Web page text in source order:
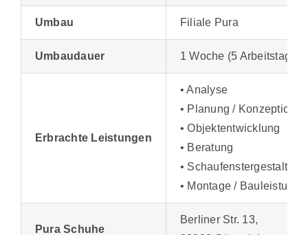
Umbau Filiale Pura
Umbaudauer 1 Woche (5 Arbeitstage)
Erbrachte Leistungen
• Analyse
• Planung / Konzeption
• Objektentwicklung
• Beratung
• Schaufenstergestaltung
• Montage /
Pura Schuhe
Berliner Str. 13,